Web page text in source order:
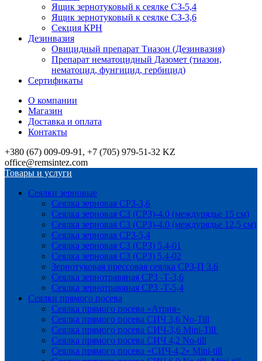
Ящик зернотуковый к сеялке СЗ-5,4
Ящик зернотуковый к сеялке СЗ-3,6
Секция КРН
Дезинвазия
Овицидный препарат Тиазон (Дезинвазия)
Препарат нематоцидный Дазомет (тиазон,
нематоцид, фунгицид, гербицид)
Сертификаты
О компании
Магазин
Доставка и оплата
Контакты
+380 (67) 009-09-91, +7 (705) 979-51-32 KZ
office@remsintez.com
Товары и услуги
Сеялки зерновые
Сеялка зерновая СРЗ-3,6
Сеялка зерновая СЗ (СРЗ)-4.0 (междурядье 15 см)
Сеялка зерновая СЗ (СРЗ)-4.0 (междурядье 12,5 см)
Сеялка зерновая СРЗ-5,4
Сеялка зерновая СЗ (СРЗ) 5,4-01
Сеялка зерновая СЗ (СРЗ) 5,4-02
Зернотуковая прессовая сеялка СРЗ-П 3.6
Сеялка зернотравяная СРЗ -Т-3,6
Сеялка зернотравяная СРЗ -Т-5,4
Сеялки прямого посева
Сеялка прямого посева «Атрия»
Сеялка прямого посева СИЧ 3,6 No-Till
Сеялка прямого посева СИЧ-3,6 Mini-Till
Сеялка прямого посева СИЧ 4,2 No-till
Сеялка прямого посева «СИЧ-4,2» Mini-till